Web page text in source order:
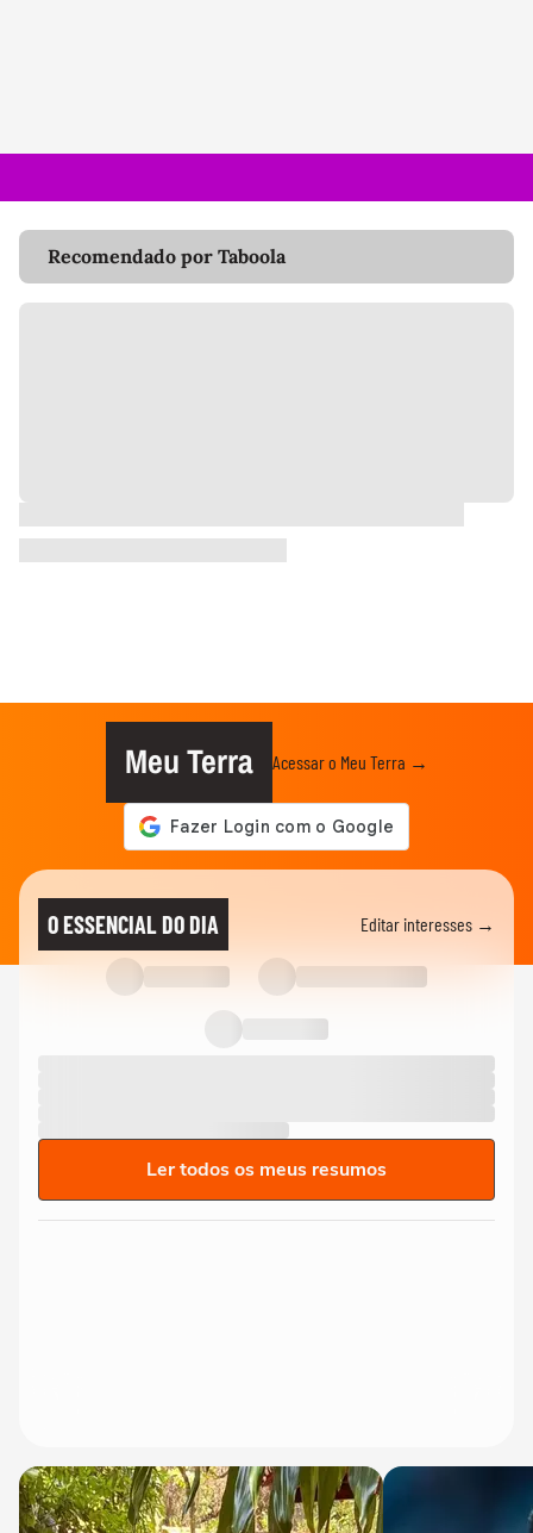
Recomendado por Taboola
Meu Terra Acessar o Meu Terra →
O ESSENCIAL DO DIA Editar interesses →
Ler todos os meus resumos